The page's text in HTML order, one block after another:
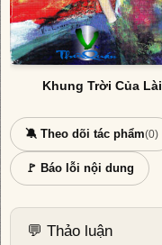
Khung Trời Của Lài
🔕 Theo dõi tác phẩm(0)
🚩 Báo lỗi nội dung
💬 Thảo luận